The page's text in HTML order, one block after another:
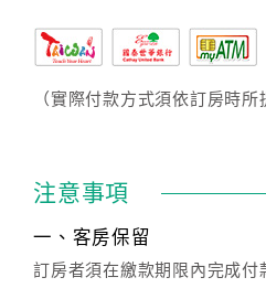
（實際付款方式須依訂房時所
注意事項
一、客房保留
訂房者須在繳款期限內完成付